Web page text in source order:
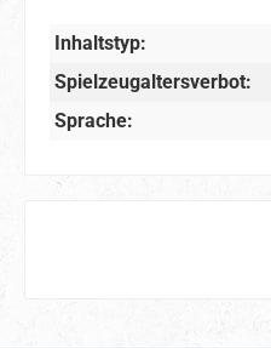
Inhaltstyp:
Spielzeugaltersverbot:
Sprache: